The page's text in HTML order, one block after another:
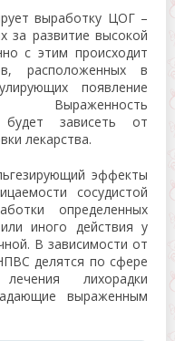
выработку ЦОГ –
за развитие высокой
с этим происходит
расположенных в
появление
Выраженность
будет зависеть от
лекарства.
эффекты
сосудистой
определенных
иного действия у
В зависимости от
делятся по сфере
лихорадки
выраженным